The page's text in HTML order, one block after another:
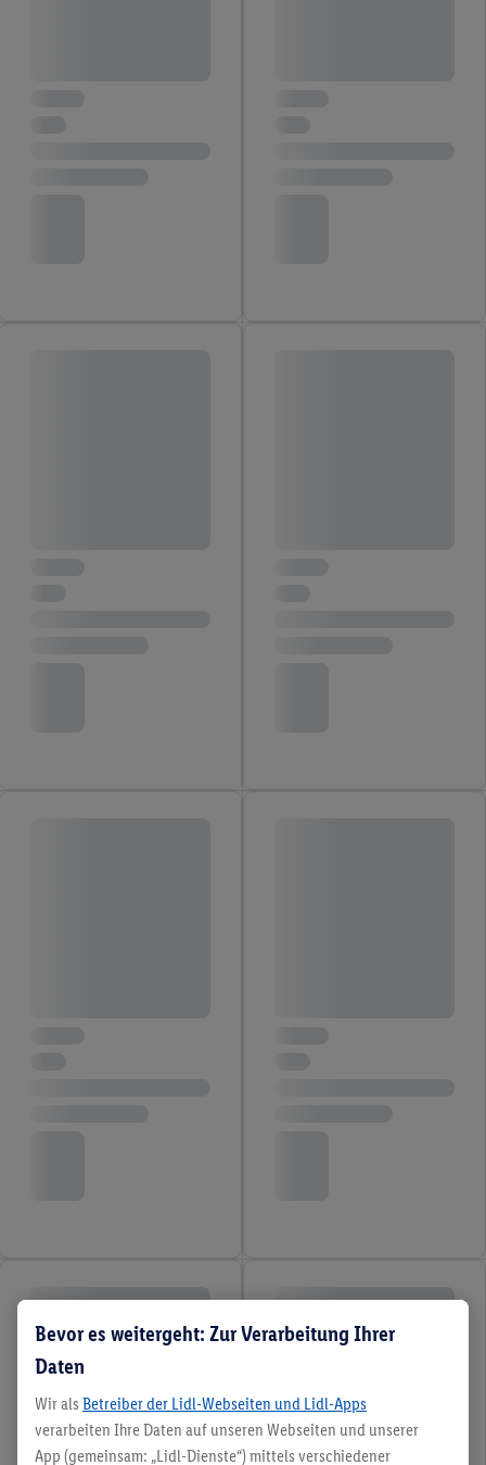
Bevor es weitergeht: Zur Verarbeitung Ihrer
Daten
Wir als Betreiber der Lidl-Webseiten und Lidl-Apps
verarbeiten Ihre Daten auf unseren Webseiten und unserer
App (gemeinsam: „Lidl-Dienste“) mittels verschiedener